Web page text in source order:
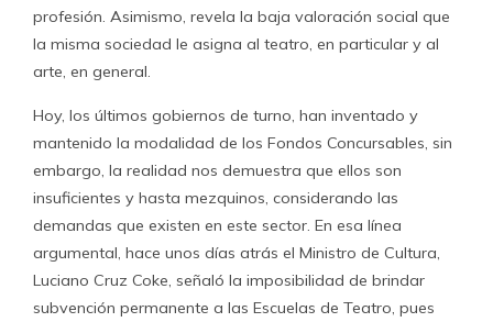
profesión. Asimismo, revela la baja valoración social que
la misma sociedad le asigna al teatro, en particular y al
arte, en general.
Hoy, los últimos gobiernos de turno, han inventado y
mantenido la modalidad de los Fondos Concursables, sin
embargo, la realidad nos demuestra que ellos son
insuficientes y hasta mezquinos, considerando las
demandas que existen en este sector. En esa línea
argumental, hace unos días atrás el Ministro de Cultura,
Luciano Cruz Coke, señaló la imposibilidad de brindar
subvención permanente a las Escuelas de Teatro, pues